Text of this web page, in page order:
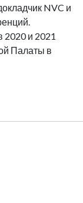
NVC и
2020 и 2021
Палаты в